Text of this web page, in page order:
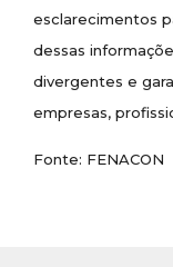
esclarecimentos
dessas
divergentes e
empresas,
Fonte: FENACON